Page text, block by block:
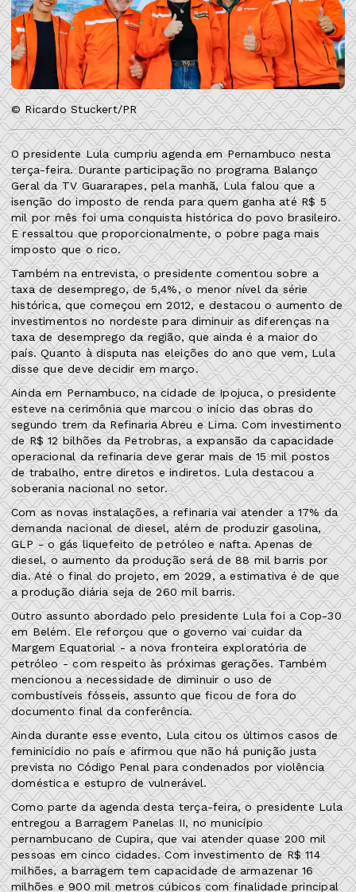
© Ricardo Stuckert/PR
O presidente Lula cumpriu agenda em Pernambuco nesta
terça-feira. Durante participação no programa Balanço
Geral da TV Guararapes, pela manhã, Lula falou que a
isenção do imposto de renda para quem ganha até R$ 5
mil por mês foi uma conquista histórica do povo brasileiro.
E ressaltou que proporcionalmente, o pobre paga mais
imposto que o rico.
Também na entrevista, o presidente comentou sobre a
taxa de desemprego, de 5,4%, o menor nível da série
histórica, que começou em 2012, e destacou o aumento de
investimentos no nordeste para diminuir as diferenças na
taxa de desemprego da região, que ainda é a maior do
país. Quanto à disputa nas eleições do ano que vem, Lula
disse que deve decidir em março.
Ainda em Pernambuco, na cidade de Ipojuca, o presidente
esteve na cerimônia que marcou o início das obras do
segundo trem da Refinaria Abreu e Lima. Com investimento
de R$ 12 bilhões da Petrobras, a expansão da capacidade
operacional da refinaria deve gerar mais de 15 mil postos
de trabalho, entre diretos e indiretos. Lula destacou a
soberania nacional no setor.
Com as novas instalações, a refinaria vai atender a 17% da
demanda nacional de diesel, além de produzir gasolina,
GLP - o gás liquefeito de petróleo e nafta. Apenas de
diesel, o aumento da produção será de 88 mil barris por
dia. Até o final do projeto, em 2029, a estimativa é de que
a produção diária seja de 260 mil barris.
Outro assunto abordado pelo presidente Lula foi a Cop-30
em Belém. Ele reforçou que o governo vai cuidar da
Margem Equatorial - a nova fronteira exploratória de
petróleo - com respeito às próximas gerações. Também
mencionou a necessidade de diminuir o uso de
combustíveis fósseis, assunto que ficou de fora do
documento final da conferência.
Ainda durante esse evento, Lula citou os últimos casos de
feminicídio no país e afirmou que não há punição justa
prevista no Código Penal para condenados por violência
doméstica e estupro de vulnerável.
Como parte da agenda desta terça-feira, o presidente Lula
entregou a Barragem Panelas II, no município
pernambucano de Cupira, que vai atender quase 200 mil
pessoas em cinco cidades. Com investimento de R$ 114
milhões, a barragem tem capacidade de armazenar 16
milhões e 900 mil metros cúbicos com finalidade principal